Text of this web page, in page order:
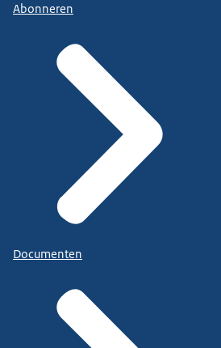
Abonneren
Documenten